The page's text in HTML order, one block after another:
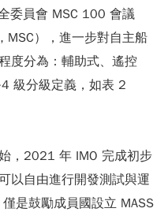
委員會 MSC 100 會議
MSC），進一步對自主船
度分為：輔助式、遙控
級分級定義，如表 2
，2021 年 IMO 完成初步
以自由進行開發測試與運
是鼓勵成員國設立 MASS